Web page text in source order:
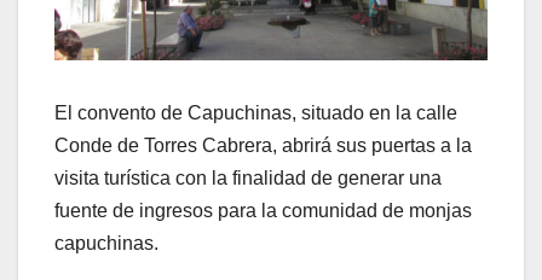
El convento de Capuchinas, situado en la calle
Conde de Torres Cabrera, abrirá sus puertas a la
visita turística con la finalidad de generar una
fuente de ingresos para la comunidad de monjas
capuchinas.